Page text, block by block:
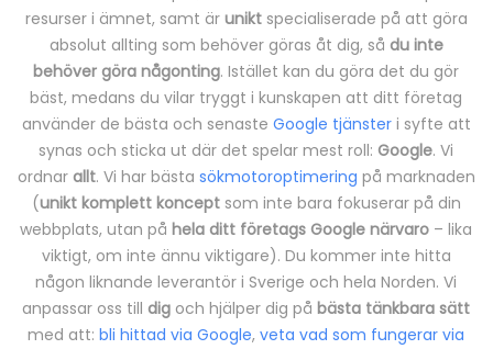
resurser i ämnet, samt är uniktspecialiserade på att göra
absolut allting som behöver göras åt dig, så du inte
behöver göra någonting. Istället kan du göra det du gör
bäst, medans du vilar tryggt i kunskapen att ditt företag
använder de bästa och senaste Google tjänsteri syfte att
synas och sticka ut där det spelar mest roll: Google. Vi
ordnar allt. Vi har bästa sökmotoroptimering på marknaden
(unikt komplett konceptsom inte bara fokuserar på din
webbplats, utan på hela ditt företags Google närvaro – lika
viktigt, om inte ännu viktigare). Du kommer inte hitta
någon liknande leverantör i Sverige och hela Norden. Vi
anpassar oss till dig och hjälper dig på bästa tänkbara sätt
med att: bli hittad via Google, veta vad som fungerar via